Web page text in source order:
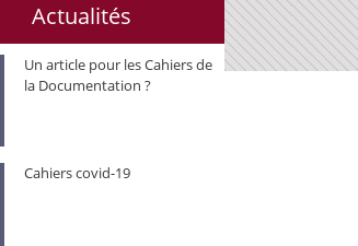
Actualités
Un article pour les Cahiers de
la Documentation ?
Cahiers covid-19